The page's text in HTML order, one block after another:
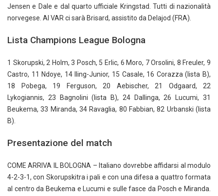
Jensen e Dale e dal quarto ufficiale Kringstad. Tutti di nazionalità
norvegese. Al VAR ci sarà Brisard, assistito da Delajod (FRA).
Lista Champions League Bologna
1 Skorupski, 2 Holm, 3 Posch, 5 Erlic, 6 Moro, 7 Orsolini, 8 Freuler, 9
Castro, 11 Ndoye, 14 Iling-Junior, 15 Casale, 16 Corazza (lista B),
18 Pobega, 19 Ferguson, 20 Aebischer, 21 Odgaard, 22
Lykogiannis, 23 Bagnolini (lista B), 24 Dallinga, 26 Lucumi, 31
Beukema, 33 Miranda, 34 Ravaglia, 80 Fabbian, 82 Urbanski (lista
B).
Presentazione del match
COME ARRIVA IL BOLOGNA – Italiano dovrebbe affidarsi al modulo
4-2-3-1, con Skorupskitra i pali e con una difesa a quattro formata
al centro da Beukema e Lucumi e sulle fasce da Posch e Miranda.